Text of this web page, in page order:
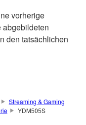
vorherige
abgebildeten
den tatsächlichen
Streaming & Gaming
YDM505S